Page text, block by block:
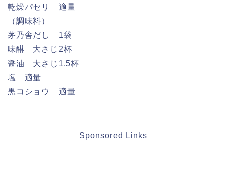
乾燥パセリ 適量
（調味料）
茅乃舎だし 1袋
味醂 大さじ2杯
醤油 大さじ1.5杯
塩 適量
黒コショウ 適量
Sponsored Links